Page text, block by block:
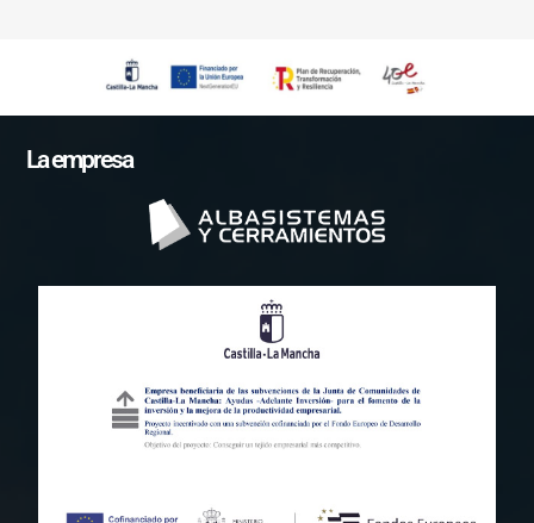
La empresa